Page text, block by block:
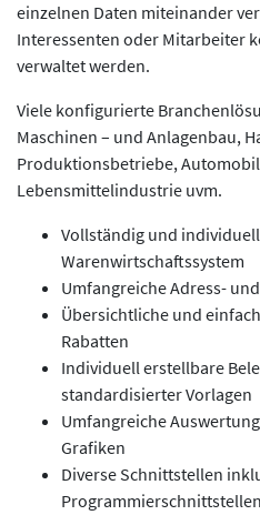
einzelnen Daten miteinander
Interessenten oder Mitarbeiter
verwaltet werden.
Viele konfigurierte
Maschinen – und Anlagenbau,
Produktionsbetriebe,
Lebensmittelindustrie uvm.
Vollständig und
Warenwirtschaftssystem
Umfangreiche Adress-
Übersichtliche und
Rabatten
Individuell erstellbare
standardisierter Vorlagen
Umfangreiche
Grafiken
Diverse Schnittstellen
Programmierschnittstellen